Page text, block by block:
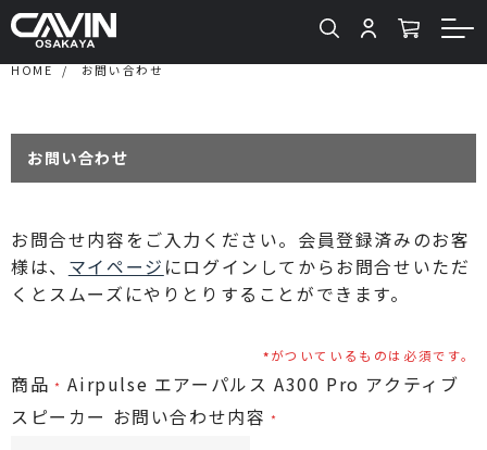
HOME お問い合わせ
お問い合わせ
お問合せ内容をご入力ください。会員登録済みのお客
様は、 マイページ にログインしてからお問合せいただ
くとスムーズにやりとりすることができます。
がついているものは必須です。
商品
Airpulse エアーパルス A300 Pro アクティブ
スピーカー お問い合わせ内容